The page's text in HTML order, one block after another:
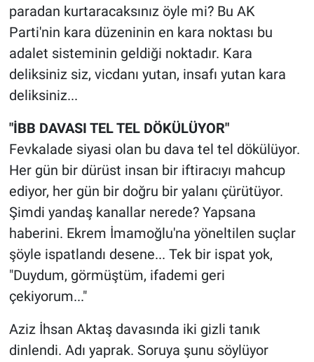
paradan kurtaracaksınız öyle mi? Bu AK
Parti'nin kara düzeninin en kara noktası bu
adalet sisteminin geldiği noktadır. Kara
deliksiniz siz, vicdanı yutan, insafı yutan kara
deliksiniz...
"İBB DAVASI TEL TEL DÖKÜLÜYOR"
Fevkalade siyasi olan bu dava tel tel dökülüyor.
Her gün bir dürüst insan bir iftiracıyı mahcup
ediyor, her gün bir doğru bir yalanı çürütüyor.
Şimdi yandaş kanallar nerede? Yapsana
haberini. Ekrem İmamoğlu'na yöneltilen suçlar
şöyle ispatlandı desene... Tek bir ispat yok,
"Duydum, görmüştüm, ifademi geri
çekiyorum..."
Aziz İhsan Aktaş davasında iki gizli tanık
dinlendi. Adı yaprak. Soruya şunu söylüyor